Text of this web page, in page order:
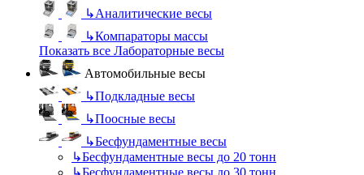
↳Аналитические весы
↳Компараторы массы
Показать все Лабораторные весы
Автомобильные весы
↳Подкладные весы
↳Поосные весы
↳Бесфундаментные весы
↳Бесфундаментные весы до 20 тонн
↳Бесфундаментные весы до 30 тонн